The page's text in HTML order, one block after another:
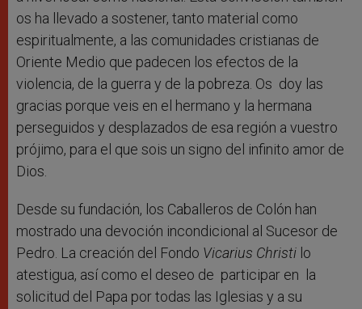
os ha llevado a sostener, tanto material como
espiritualmente, a las comunidades cristianas de
Oriente Medio que padecen los efectos de la
violencia, de la guerra y de la pobreza. Os doy las
gracias porque veis en el hermano y la hermana
perseguidos y desplazados de esa región a vuestro
prójimo, para el que sois un signo del infinito amor de
Dios.
Desde su fundación, los Caballeros de Colón han
mostrado una devoción incondicional al Sucesor de
Pedro. La creación del Fondo Vicarius Christi lo
atestigua, así como el deseo de participar en la
solicitud del Papa por todas las Iglesias y a su